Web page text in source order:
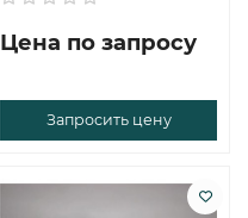
Цена по запросу
Запросить цену